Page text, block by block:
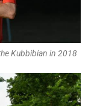
Kubbibian in 2018